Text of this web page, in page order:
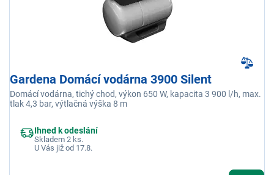
Gardena Domácí vodárna 3900 Silent
Domácí vodárna, tichý chod, výkon 650 W, kapacita 3 900 l/h, max.
tlak 4,3 bar, výtlačná výška 8 m
Ihned k odeslání
Skladem 2 ks.
U Vás již od 17.8.